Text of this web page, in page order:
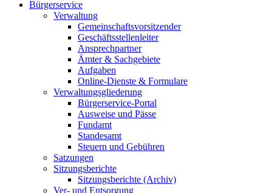
Bürgerservice
Verwaltung
Gemeinschaftsvorsitzender
Geschäftsstellenleiter
Ansprechpartner
Ämter & Sachgebiete
Aufgaben
Online-Dienste & Formulare
Verwaltungsgliederung
Bürgerservice-Portal
Ausweise und Pässe
Fundamt
Standesamt
Steuern und Gebühren
Satzungen
Sitzungsberichte
Sitzungsberichte (Archiv)
Ver- und Entsorgung